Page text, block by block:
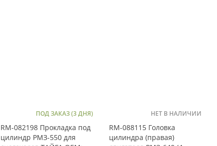
ПОД ЗАКАЗ (3 ДНЯ)
RM-082198 Прокладка под
цилиндр РМЗ-550 для
НЕТ В НАЛИЧИИ
RM-088115 Головка
цилиндра (правая)